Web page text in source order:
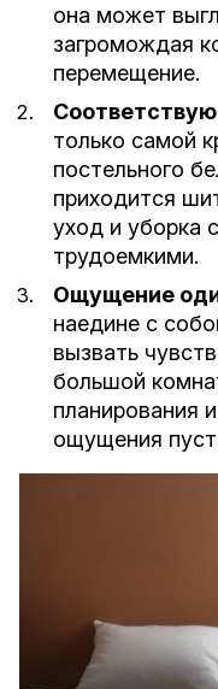
она может
загромождая
перемещение.
только самой
постельного
приходится
уход и уборка
трудоемкими.
Ощущение
наедине с
вызвать
большой
планирования
ощущения